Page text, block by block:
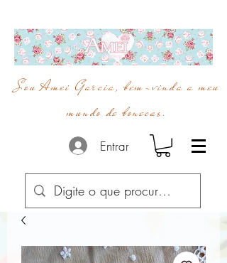
Sou Amei Garcia, bem-vinda a meu
mundo de bonecas.
Entrar